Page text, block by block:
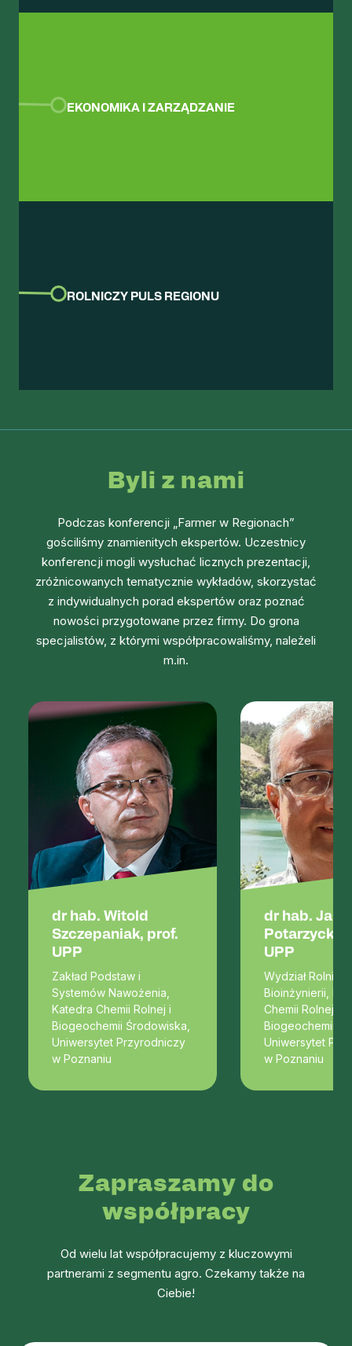
EKONOMIKA I ZARZĄDZANIE
ROLNICZY PULS REGIONU
Byli z nami
Podczas konferencji „Farmer w Regionach”
gościliśmy znamienitych ekspertów. Uczestnicy
konferencji mogli wysłuchać licznych prezentacji,
zróżnicowanych tematycznie wykładów, skorzystać
z indywidualnych porad ekspertów oraz poznać
nowości przygotowane przez firmy. Do grona
specjalistów, z którymi współpracowaliśmy, należeli
m.in.
dr hab. Witold
Szczepaniak, prof.
Zakład Podstaw i
Systemów Nawożenia,
Katedra Chemii Rolnej i
Biogeochemii Środowiska,
Uniwersytet Przyrodniczy
w Poznaniu
dr hab. Jarosław
Potarzycki, prof.
Wydział Rolnictwa i
Bioinżynierii, Katedra
Chemii Rolnej i
Biogeochemii
Uniwersytet
w Poznaniu
Zapraszamy do
współpracy
Od wielu lat współpracujemy z kluczowymi
partnerami z segmentu agro. Czekamy także na
Ciebie!